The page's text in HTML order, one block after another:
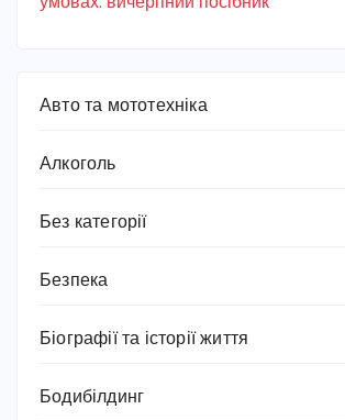
Авто та мототехніка
Алкоголь
Без категорії
Безпека
Біографії та історії життя
Бодибілдинг